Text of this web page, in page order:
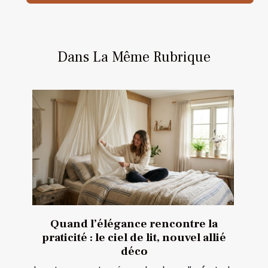
Dans La Même Rubrique
Quand l’élégance rencontre la
praticité : le ciel de lit, nouvel allié
déco